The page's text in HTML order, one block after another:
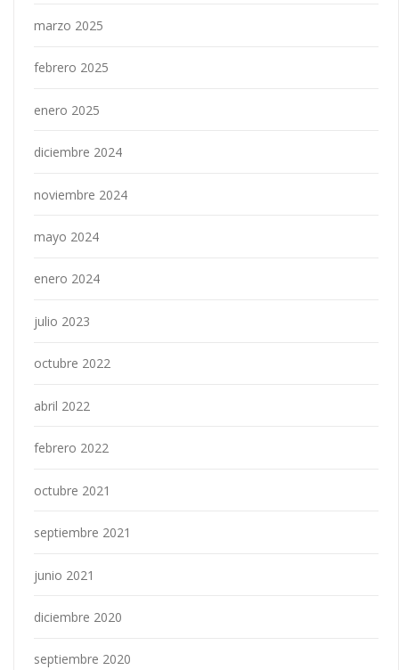
marzo 2025
febrero 2025
enero 2025
diciembre 2024
noviembre 2024
mayo 2024
enero 2024
julio 2023
octubre 2022
abril 2022
febrero 2022
octubre 2021
septiembre 2021
junio 2021
diciembre 2020
septiembre 2020